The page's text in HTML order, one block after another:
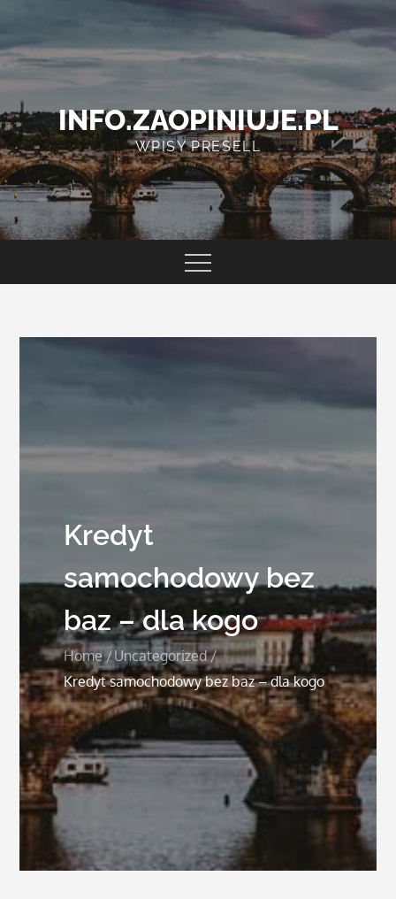
content
INFO.ZAOPINIUJE.PL
WPISY PRESELL
Kredyt
samochodowy bez
baz – dla kogo
Home
Uncategorized
Kredyt samochodowy bez baz – dla kogo